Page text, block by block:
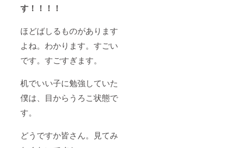
す！！！！
ほどばしるものがあります
よね。わかります。すごい
です。すごすぎます。
机でいい子に勉強していた
僕は、目からうろこ状態で
す。
どうですか皆さん。見てみ